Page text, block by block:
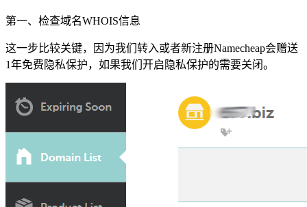
第一、检查域名WHOIS信息
这一步比较关键，因为我们转入或者新注册Namecheap会赠送
1年免费隐私保护，如果我们开启隐私保护的需要关闭。